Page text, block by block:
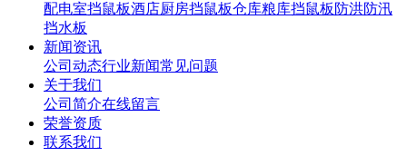
配电室挡鼠板酒店厨房挡鼠板仓库粮库挡鼠板 防洪防汛
挡水板
新闻资讯
公司动态行业新闻常见问题
关于我们
公司简介在线留言
荣誉资质
联系我们